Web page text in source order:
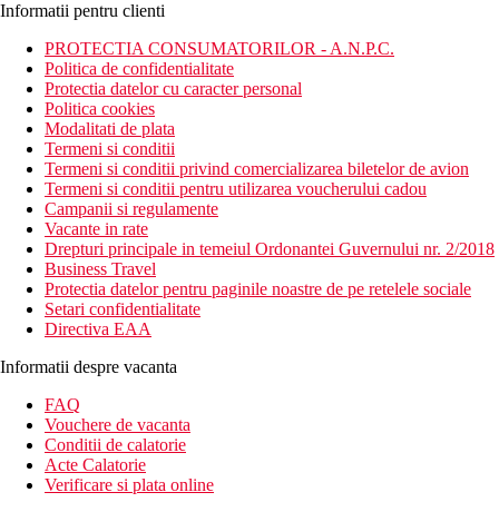
Informatii pentru clienti
PROTECTIA CONSUMATORILOR - A.N.P.C.
Politica de confidentialitate
Protectia datelor cu caracter personal
Politica cookies
Modalitati de plata
Termeni si conditii
Termeni si conditii privind comercializarea biletelor de avion
Termeni si conditii pentru utilizarea voucherului cadou
Campanii si regulamente
Vacante in rate
Drepturi principale in temeiul Ordonantei Guvernului nr. 2/2018
Business Travel
Protectia datelor pentru paginile noastre de pe retelele sociale
Setari confidentialitate
Directiva EAA
Informatii despre vacanta
FAQ
Vouchere de vacanta
Conditii de calatorie
Acte Calatorie
Verificare si plata online